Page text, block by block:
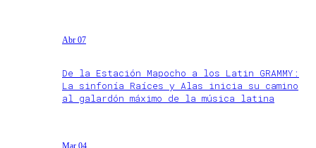
Abr 07
De la Estación Mapocho a los Latin GRAMMY:
La sinfonía Raíces y Alas inicia su camino
al galardón máximo de la música latina
Mar 04